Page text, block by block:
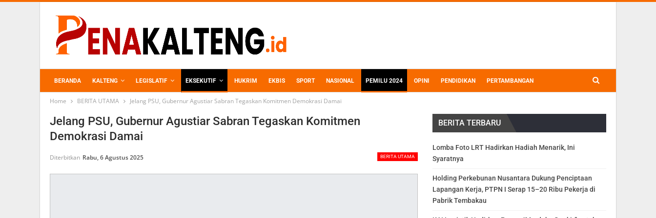
BERANDA KALTENG LEGISLATIF EKSEKUTIF HUKRIM EKBIS SPORT NASIONAL PEMILU 2024 OPINI PENDIDIKAN PERTAMBANGAN
PERKEBUNAN
Home BERITA UTAMA Jelang PSU, Gubernur Agustiar Sabran Tegaskan Komitmen Demokrasi Damai
Jelang PSU, Gubernur Agustiar Sabran Tegaskan Komitmen
Demokrasi Damai
BERITA UTAMA
Diterbitkan Rabu, 6 Agustus 2025
BERITA TERBARU
Lomba Foto LRT Hadirkan Hadiah Menarik, Ini
Syaratnya
Holding Perkebunan Nusantara Dukung Penciptaan
Lapangan Kerja, PTPN I Serap 15–20 Ribu Pekerja di
Pabrik Tembakau